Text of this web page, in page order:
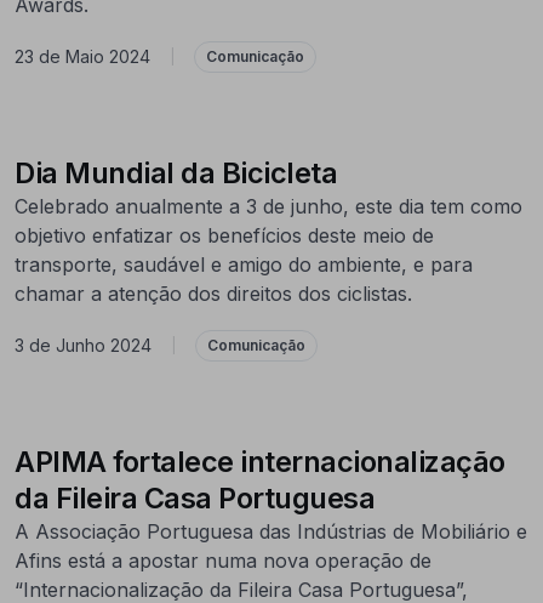
23 de Maio 2024 Comunicação
Dia Mundial da Bicicleta
Celebrado anualmente a 3 de junho, este dia tem como
objetivo enfatizar os benefícios deste meio de
transporte, saudável e amigo do ambiente, e para
chamar a atenção dos direitos dos ciclistas.
3 de Junho 2024 Comunicação
APIMA fortalece internacionalização
da Fileira Casa Portuguesa
A Associação Portuguesa das Indústrias de Mobiliário e
Afins está a apostar numa nova operação de
“Internacionalização da Fileira Casa Portuguesa”,